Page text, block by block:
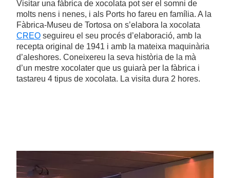
Visitar una fàbrica de xocolata pot ser el somni de
molts nens i nenes, i als Ports ho fareu en família. A la
Fàbrica-Museu de Tortosa on s’elabora la xocolata
CREO seguireu el seu procés d’elaboració, amb la
recepta original de 1941 i amb la mateixa maquinària
d’aleshores. Coneixereu la seva història de la mà
d’un mestre xocolater que us guiarà per la fàbrica i
tastareu 4 tipus de xocolata. La visita dura 2 hores.